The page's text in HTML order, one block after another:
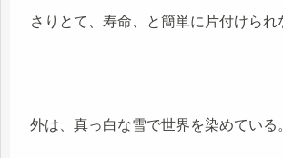
さりとて、寿命、と簡単に片付けられ
外は、真っ白な雪で世界を染めている